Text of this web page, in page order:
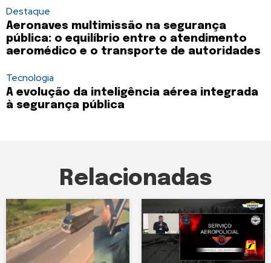
Destaque
Aeronaves multimissão na segurança
pública: o equilíbrio entre o atendimento
aeromédico e o transporte de autoridades
Tecnologia
A evolução da inteligência aérea integrada
à segurança pública
Relacionadas